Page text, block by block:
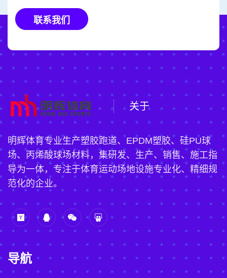
联系我们
关于
明辉体育专业生产塑胶跑道、EPDM塑胶、硅PU球
场、丙烯酸球场材料，集研发、生产、销售、施工指
导为一体，专注于体育运动场地设施专业化、精细规
范化的企业。
导航